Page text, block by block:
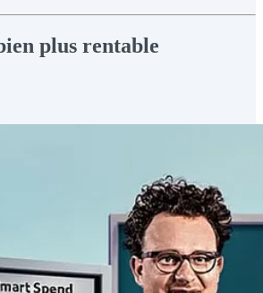
plus rentable